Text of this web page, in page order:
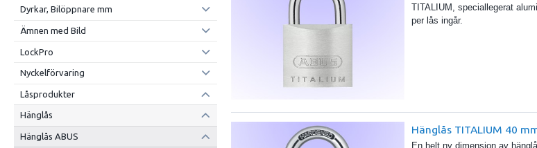
Dyrkar, Bilöppnare mm
Ämnen med Bild
LockPro
Nyckelförvaring
Låsprodukter
Hänglås
Hänglås ABUS
TITALIUM, speciallegerat
per lås ingår.
Hänglås TITALIUM 40
En helt ny dimension av